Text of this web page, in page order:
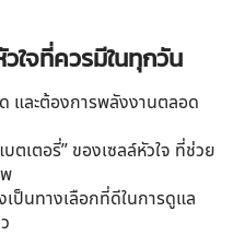
ใจที่ควรมีในทุกวัน
และต้องการพลังงานตลอด
ตเตอรี่” ของเซลล์หัวใจ ที่ช่วย
ป็นทางเลือกที่ดีในการดูแล